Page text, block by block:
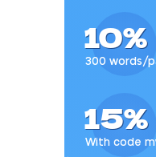
10%
300 words/
15%
With code